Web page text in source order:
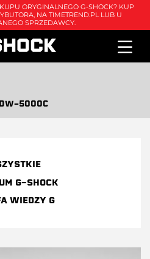
ORYGINALNEGO G-SHOCK? KUP
NA TIMETREND.PL LUB U
SPRZEDAWCY.
DW-5000C
G-SHOCK
WIEDZY G